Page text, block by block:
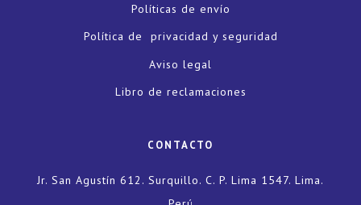
Políticas de envío
Política de privacidad y seguridad
Aviso legal
Libro de reclamaciones
CONTACTO
Jr. San Agustín 612. Surquillo. C. P. Lima 1547. Lima.